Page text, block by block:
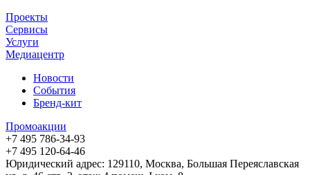
Проекты
Сервисы
Услуги
Медиацентр
Новости
События
Бренд-кит
Промоакции
+7 495 786-34-93
+7 495 120-64-46
Юридический адрес: 129110, Москва, Большая Переяславская